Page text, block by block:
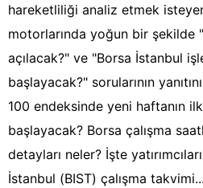
hareketliliği analiz etmek
motorlarında yoğun bir şekilde
açılacak?" ve "Borsa İstanbul
başlayacak?" sorularının
100 endeksinde yeni haftanın
başlayacak? Borsa çalışma
detayları neler? İşte
İstanbul (BIST) çalışma takvimi...